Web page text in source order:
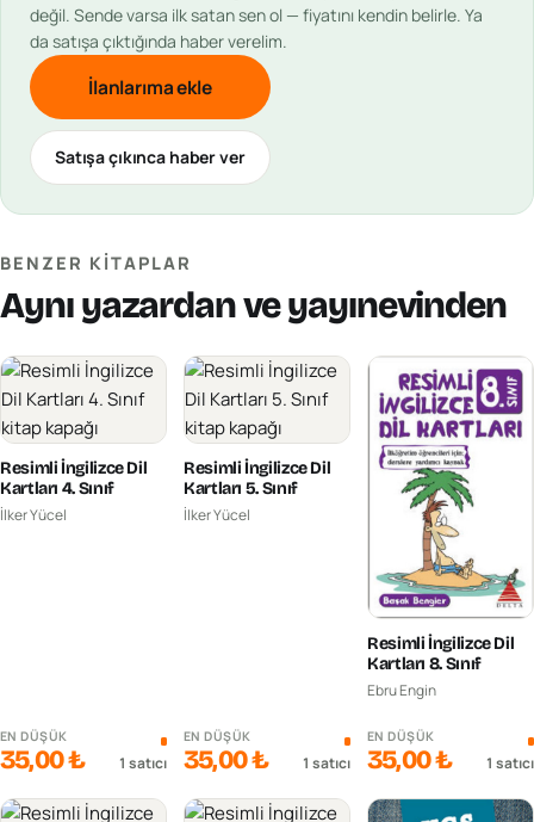
değil. Sende varsa ilk satan sen ol — fiyatını kendin belirle. Ya
da satışa çıktığında haber verelim.
İlanlarıma ekle
Satışa çıkınca haber ver
BENZER KITAPLAR
Aynı yazardan ve yayınevinden
Resimli İngilizce Dil
Kartları 4. Sınıf
İlker Yücel
EN DÜŞÜK
35,00 ₺ 1 satıcı
Resimli İngilizce Dil
Kartları 5. Sınıf
İlker Yücel
EN DÜŞÜK
35,00 ₺ 1 satıcı
Resimli İngilizce Dil
Kartları 8. Sınıf
Ebru Engin
EN DÜŞÜK
35,00 ₺ 1 satıcı